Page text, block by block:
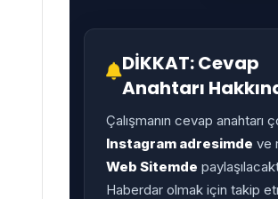
DİKKAT: Cevap
Anahtarı
Çalışmanın cevap anahtarı
Instagram adresimde ve
Web Sitemde
Haberdar olmak için takip